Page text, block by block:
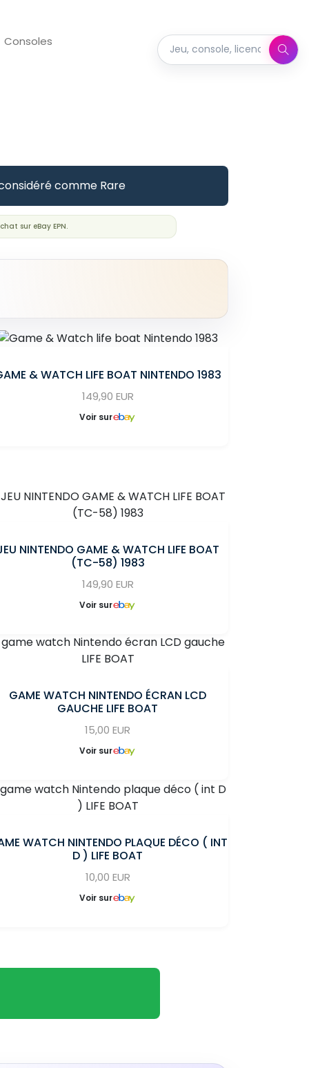
Consoles
Rechercher dans Full Set
comme Rare
sur eBay EPN.
& WATCH LIFE BOAT NINTENDO 1983
149,90 EUR
Voir sur
NINTENDO GAME & WATCH LIFE BOAT
(TC-58) 1983
149,90 EUR
Voir sur
GAME WATCH NINTENDO ÉCRAN LCD
GAUCHE LIFE BOAT
15,00 EUR
Voir sur
WATCH NINTENDO PLAQUE DÉCO ( INT
D ) LIFE BOAT
10,00 EUR
Voir sur